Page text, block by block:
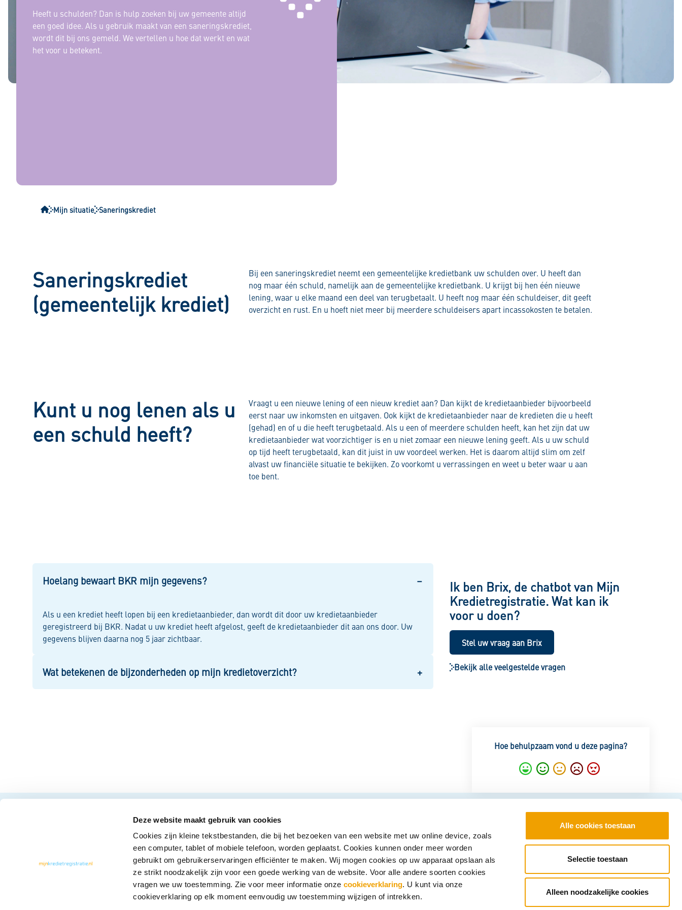
Deze website maakt gebruik van cookies
Cookies zijn kleine tekstbestanden, die bij het bezoeken van een website met uw online device, zoals
een computer, tablet of mobiele telefoon, worden geplaatst. Cookies kunnen onder meer worden
gebruikt om gebruikerservaringen efficiënter te maken. Wij mogen cookies op uw apparaat opslaan als
ze strikt noodzakelijk zijn voor een goede werking van de website. Voor alle andere soorten cookies
vragen we uw toestemming. Zie voor meer informatie onzecookieverklaring. U kunt via onze
cookieverklaring op elk moment eenvoudig uw toestemming wijzigen of intrekken.
Alle cookies toestaan
Selectie toestaan
Alleen noodzakelijke cookies
Zakelijk krediet
Kredietgegevens opvragen door een bewindvoerder of gemachtigde
Heeft u schulden? Dan is hulp zoeken bij uw gemeente altijd
een goed idee. Als u gebruik maakt van een saneringskrediet,
wordt dit bij ons gemeld. We vertellen u hoe dat werkt en wat
het voor u betekent.
Mijn situatie Saneringskrediet
Saneringskrediet
(gemeentelijk krediet)
Bij een saneringskrediet neemt een gemeentelijke kredietbank uw schulden over. U heeft dan
nog maar één schuld, namelijk aan de gemeentelijke kredietbank. U krijgt bij hen één nieuwe
lening, waar u elke maand een deel van terugbetaalt. U heeft nog maar één schuldeiser, dit geeft
overzicht en rust. En u hoeft niet meer bij meerdere schuldeisers apart incassokosten te betalen.
Kunt u nog lenen als u
een schuld heeft?
Vraagt u een nieuwe lening of een nieuw krediet aan? Dan kijkt de kredietaanbieder bijvoorbeeld
eerst naar uw inkomsten en uitgaven. Ook kijkt de kredietaanbieder naar de kredieten die u heeft
(gehad) en of u die heeft terugbetaald. Als u een of meerdere schulden heeft, kan het zijn dat uw
kredietaanbieder wat voorzichtiger is en u niet zomaar een nieuwe lening geeft. Als u uw schuld
op tijd heeft terugbetaald, kan dit juist in uw voordeel werken. Het is daarom altijd slim om zelf
alvast uw financiële situatie te bekijken. Zo voorkomt u verrassingen en weet u beter waar u aan
toe bent.
Hoelang bewaart BKR mijn gegevens?
Als u een krediet heeft lopen bij een kredietaanbieder, dan wordt dit door uw kredietaanbieder
geregistreerd bij BKR. Nadat u uw krediet heeft afgelost, geeft de kredietaanbieder dit aan ons door. Uw
gegevens blijven daarna nog 5 jaar zichtbaar.
Wat betekenen de bijzonderheden op mijn kredietoverzicht?
Ik ben Brix, de chatbot van Mijn
Kredietregistratie. Wat kan ik
voor u doen?
Stel uw vraag aan Brix
Bekijk alle veelgestelde vragen
Hoe behulpzaam vond u deze pagina?
Super
Goed
Gemiddeld
Nietgoed
Slecht
Mijn kredietoverzicht
Wie zijn wij?
Veelgestelde vragen
Contact
Inloggen
Werken bij BKR
Inloggen bij Mijn
Kredietregistratie
Snel aan de slag? Log in om uw
gegevens en uw persoonlijke